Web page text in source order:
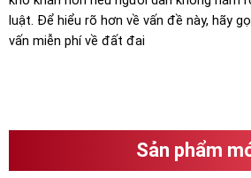
luật. Để hiểu rõ hơn về vấn đề này, hãy
vấn miễn phí về đất đai
Sản phẩm